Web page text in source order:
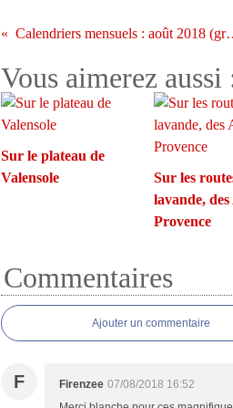
Calendriers
Vous aimerez aussi
Sur le plateau de
Valensole
Sur les
lavande, des
Provence
Commentaires
Ajouter un commentaire
F Firenzee 07/08/2018 16:52